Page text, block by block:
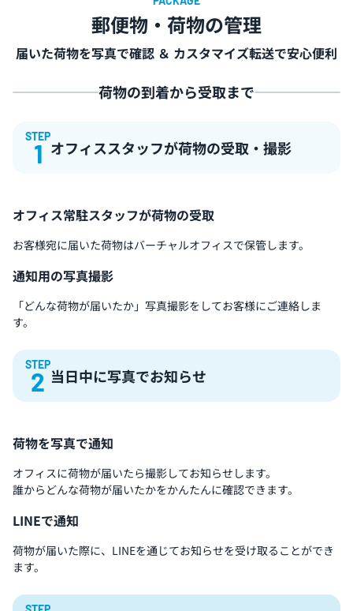
郵便物・荷物の管理
届いた荷物を写真で確認 ＆ カスタマイズ転送で安心便利
荷物の到着から受取まで
STEP
1 オフィススタッフが荷物の受取・撮影
オフィス常駐スタッフが荷物の受取
お客様宛に届いた荷物はバーチャルオフィスで保管します。
通知用の写真撮影
「どんな荷物が届いたか」写真撮影をしてお客様にご連絡しま
す。
STEP
2 当日中に写真でお知らせ
荷物を写真で通知
オフィスに荷物が届いたら撮影してお知らせします。
誰からどんな荷物が届いたかをかんたんに確認できます。
LINEで通知
荷物が届いた際に、LINEを通じてお知らせを受け取ることができ
ます。